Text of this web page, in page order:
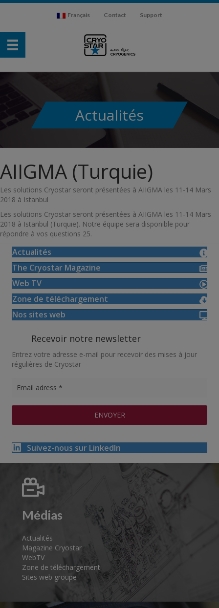
Français Contact Support
Actualités
AIIGMA (Turquie)
Les solutions Cryostar seront présentées à AIIGMA les 11-14 Mars
2018 à Istanbul
Les solutions Cryostar seront présentées à AIIGMA les 11-14 Mars
2018 à Istanbul (Turquie). Notre équipe sera disponible pour
répondre à vos questions 25.
Actualités
The Cryostar Magazine
Web TV
Zone de téléchargement
Nos sites web
Recevoir notre newsletter
Entrez votre adresse e-mail pour recevoir des mises à jour
régulières de Cryostar
Suivez-nous sur LinkedIn
Médias
Actualités
Magazine Cryostar
WebTV
Zone de téléchargement
Sites web groupe